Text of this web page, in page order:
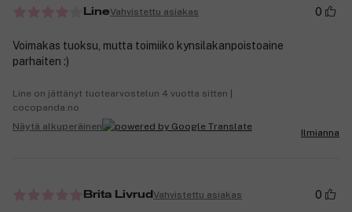
LineVahvistettu asiakas 0
Voimakas tuoksu, mutta toimiiko kynsilakanpoistoaine
parhaiten :)
Line on jättänyt tuotearvostelun 4 vuotta sitten |
cocopanda.no
Näytä alkuperäinen
Ilmianna
Brita Livrud Vahvistettu asiakas 0